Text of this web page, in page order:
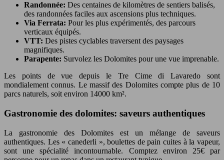
Randonnée: Des centaines de kilomètres de sentiers balisés,
des randonnées faciles aux ascensions plus techniques.
Via Ferrata: Pour les plus expérimentés, des parcours
verticaux équipés.
VTT: Des pistes cyclables traversent des paysages
magnifiques.
Parapente: Survolez les Dolomites pour une vue imprenable.
Les points de vue depuis le Tre Cime di Lavaredo sont
mondialement connus. Le massif des Dolomites compte plus de 10
parcs naturels, soit environ 14000 km².
Gastronomie des dolomites: saveurs authentiques
La gastronomie des Dolomites est un mélange de saveurs
authentiques. Les « canederli », boulettes de pain cuites à la vapeur,
sont une spécialité incontournable. Comptez environ 25€ par